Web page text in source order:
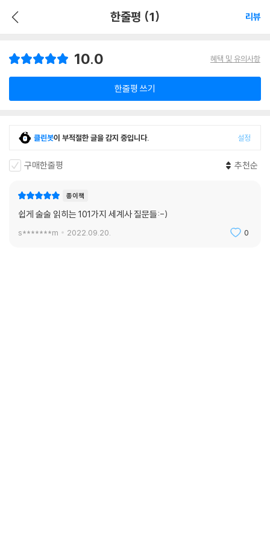
한줄평 (1) 리뷰
10.0 혜택 및 유의사항
한줄평 쓰기
클린봇이 부적절한 글을 감지 중입니다. 설정
구매한줄평 추천순
종이책
쉽게 술술 읽히는 101가지 세계사 질문들:-)
s*******m 2022.09.20. 0